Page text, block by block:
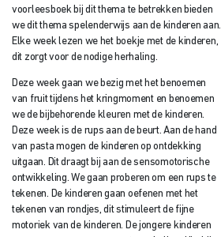
voorleesboek bij dit thema te betrekken bieden
we dit thema spelenderwijs aan de kinderen aan.
Elke week lezen we het boekje met de kinderen,
dit zorgt voor de nodige herhaling.
Deze week gaan we bezig met het benoemen
van fruit tijdens het kringmoment en benoemen
we de bijbehorende kleuren met de kinderen.
Deze week is de rups aan de beurt. Aan de hand
van pasta mogen de kinderen op ontdekking
uitgaan. Dit draagt bij aan de sensomotorische
ontwikkeling. We gaan proberen om een rups te
tekenen. De kinderen gaan oefenen met het
tekenen van rondjes, dit stimuleert de fijne
motoriek van de kinderen. De jongere kinderen